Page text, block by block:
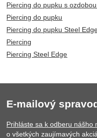
Piercing do pupku s
Piercing do pupku
Piercing do pupku Steel
Piercing
Piercing Steel Edge
E-mailový
Prihláste sa k odberu nášho
o všetkých zaujímavých